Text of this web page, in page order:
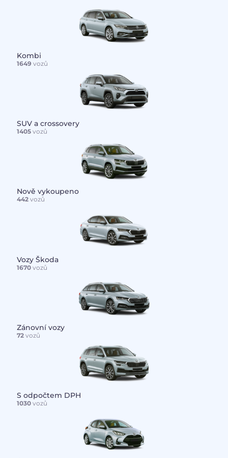
Kombi
1649 vozů
SUV a crossovery
1405vozů
Nově vykoupeno
442vozů
Vozy Škoda
1670vozů
Zánovní vozy
72vozů
S odpočtem DPH
1030vozů